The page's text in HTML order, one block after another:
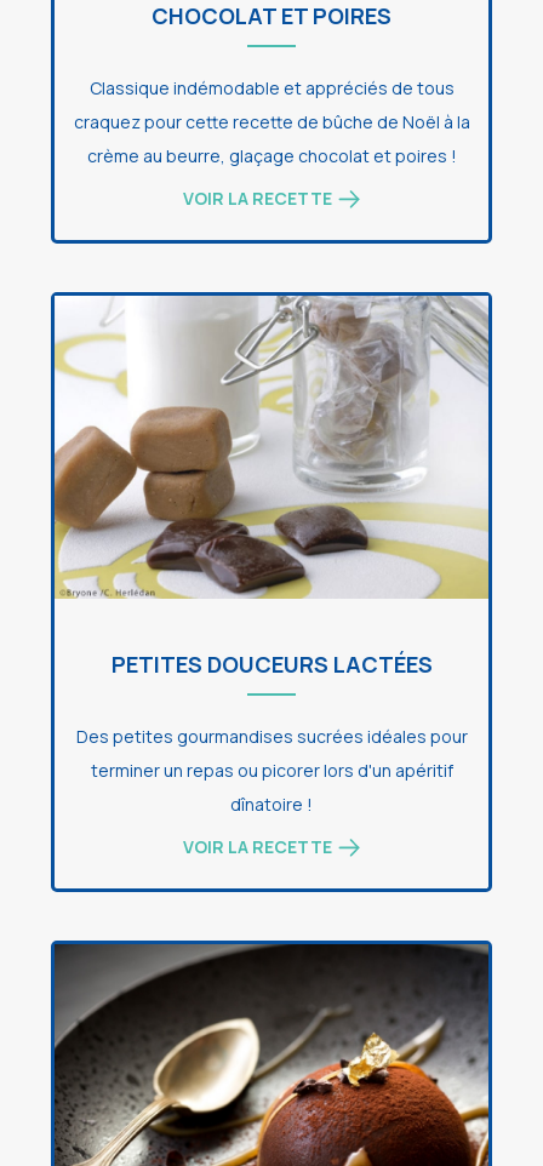
CHOCOLAT ET POIRES
Classique indémodable et appréciés de tous
craquez pour cette recette de bûche de Noël à la
crème au beurre, glaçage chocolat et poires !
VOIR LA RECETTE
PETITES DOUCEURS LACTÉES
Des petites gourmandises sucrées idéales pour
terminer un repas ou picorer lors d'un apéritif
dînatoire !
VOIR LA RECETTE